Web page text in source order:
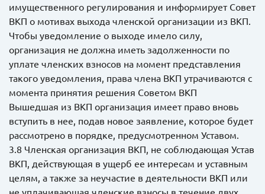
имущественного регулирования и информирует Совет
ВКП о мотивах выхода членской организации из ВКП.
Чтобы уведомление о выходе имело силу,
организация не должна иметь задолженности по
уплате членских взносов на момент представления
такого уведомления, права члена ВКП утрачиваются с
момента принятия решения Советом ВКП
Вышедшая из ВКП организация имеет право вновь
вступить в нее, подав новое заявление, которое будет
рассмотрено в порядке, предусмотренном Уставом.
3.8 Членская организация ВКП, не соблюдающая Устав
ВКП, действующая в ущерб ее интересам и уставным
целям, а также за неучастие в деятельности ВКП или